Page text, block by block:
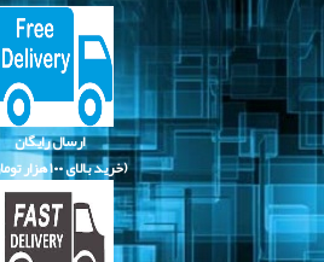
ارسال رایگان
(خرید بالای